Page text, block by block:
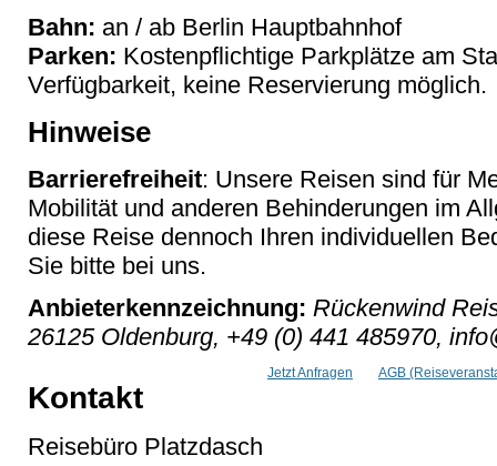
Bahn: an / ab Berlin Hauptbahnhof
Parken: Kostenpflichtige Parkplätze am
Verfügbarkeit, keine Reservierung möglich.
Hinweise
Barrierefreiheit: Unsere Reisen sind für
Mobilität und anderen Behinderungen im
diese Reise dennoch Ihren individuellen
Sie bitte bei uns.
Anbieterkennzeichnung: Rückenwind
26125 Oldenburg, +49 (0) 441 485970,
Jetzt Anfragen AGB
Kontakt
Reisebüro Platzdasch